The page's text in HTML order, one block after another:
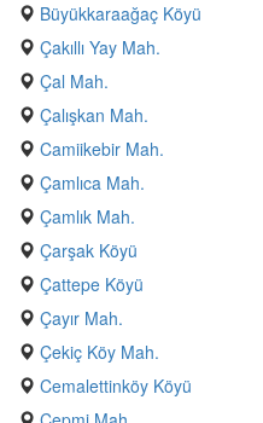
Büyükkaraağaç Köyü
Çakıllı Yay Mah.
Çal Mah.
Çalışkan Mah.
Camiikebir Mah.
Çamlıca Mah.
Çamlık Mah.
Çarşak Köyü
Çattepe Köyü
Çayır Mah.
Çekiç Köy Mah.
Cemalettinköy Köyü